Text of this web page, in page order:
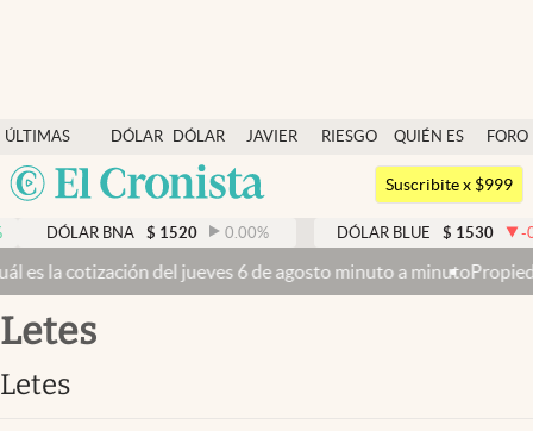
ÚLTIMAS
NOTICIAS
DÓLAR
DÓLAR
BLUE
JAVIER
RIESGO
QUIÉN ES
QUIÉN
FORO
Argentina
México
Dólar
Members
Economía y Política
Finanzas y Mercados
Mercados Online
Suscribite x $999
BNA $ 1520 0.00% DÓLAR BLUE $ 1530 -0.65%
de agosto minuto a minutoPropiedad privada: con cruces y
Letes
Letes